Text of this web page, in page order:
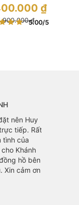
Watch
₫
Giá
gốc
là:
5.900.000 ₫.
₫
Giá
hiện
5.00/5
nên Huy
tiếp. Rất
tình của
Khánh
hồ bên
Xin cảm ơn